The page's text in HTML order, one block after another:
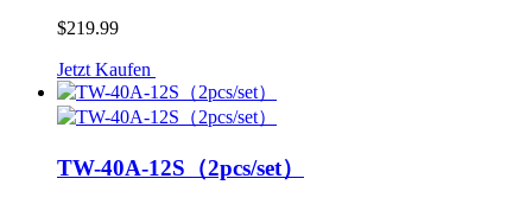
$219.99
Jetzt Kaufen
TW-40A-12S（2pcs/set）